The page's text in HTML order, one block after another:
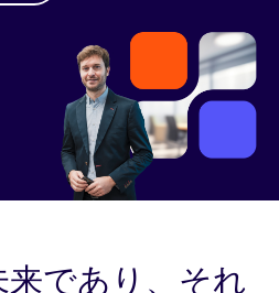
であり、それ